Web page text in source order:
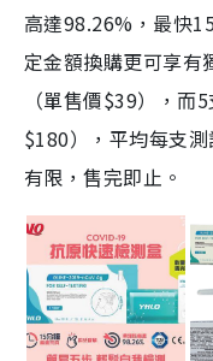
高達98.26%，最快
定金額換購更可享
（單售價$39），
$180），平均每支
有限，售完即止。